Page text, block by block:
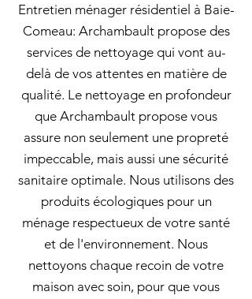
Entretien ménager résidentiel à Baie-
Comeau: Archambault propose des
services de nettoyage qui vont au-
delà de vos attentes en matière de
qualité. Le nettoyage en profondeur
que Archambault propose vous
assure non seulement une propreté
impeccable, mais aussi une sécurité
sanitaire optimale. Nous utilisons des
produits écologiques pour un
ménage respectueux de votre santé
et de l'environnement. Nous
nettoyons chaque recoin de votre
maison avec soin, pour que vous